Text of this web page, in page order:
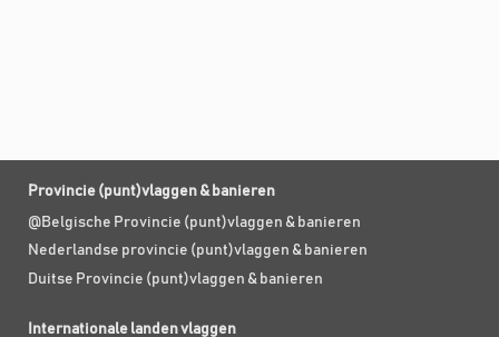
Provincie (punt)vlaggen & banieren
@Belgische Provincie (punt)vlaggen & banieren
Nederlandse provincie (punt)vlaggen & banieren
Duitse Provincie (punt)vlaggen & banieren
Internationale landen vlaggen